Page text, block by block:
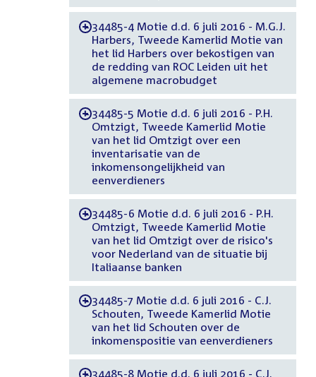
-34485-4 Motie d.d. 6 juli 2016 - M.G.J.
Harbers, Tweede Kamerlid Motie van
het lid Harbers over bekostigen van
de redding van ROC Leiden uit het
algemene macrobudget
-34485-5 Motie d.d. 6 juli 2016 - P.H.
Omtzigt, Tweede Kamerlid Motie
van het lid Omtzigt over een
inventarisatie van de
inkomensongelijkheid van
eenverdieners
-34485-6 Motie d.d. 6 juli 2016 - P.H.
Omtzigt, Tweede Kamerlid Motie
van het lid Omtzigt over de risico's
voor Nederland van de situatie bij
Italiaanse banken
-34485-7 Motie d.d. 6 juli 2016 - C.J.
Schouten, Tweede Kamerlid Motie
van het lid Schouten over de
inkomenspositie van eenverdieners
-34485-8 Motie d.d. 6 juli 2016 - C.J.